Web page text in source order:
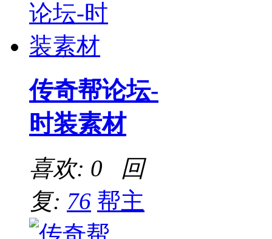
传奇帮论坛-
时装素材
喜欢: 0 回
复: 76 帮主